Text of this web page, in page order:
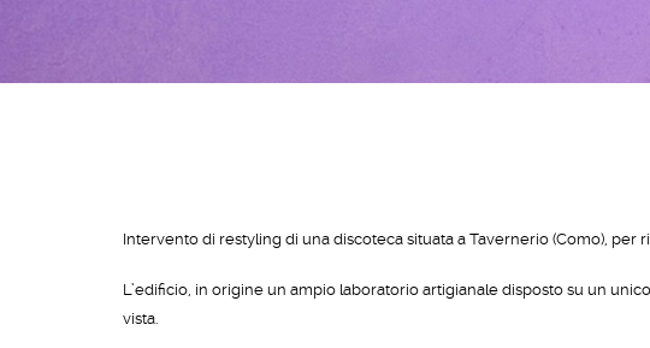
Intervento di restyling di una discoteca situata a Tavernerio (Como),
L’edificio, in origine un ampio laboratorio artigianale disposto su un
vista.